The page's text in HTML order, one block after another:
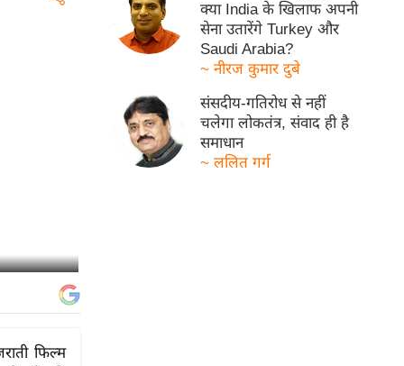
फिल्म
क्या India के खिलाफ अपनी
सेना उतारेंगे Turkey और
Saudi Arabia?
~ नीरज कुमार दुबे
संसदीय-गतिरोध से नहीं
चलेगा लोकतंत्र, संवाद ही है
समाधान
~ ललित गर्ग